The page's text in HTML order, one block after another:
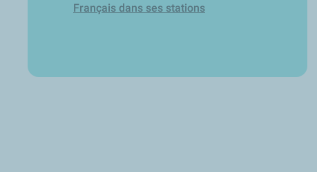
Français dans ses stations